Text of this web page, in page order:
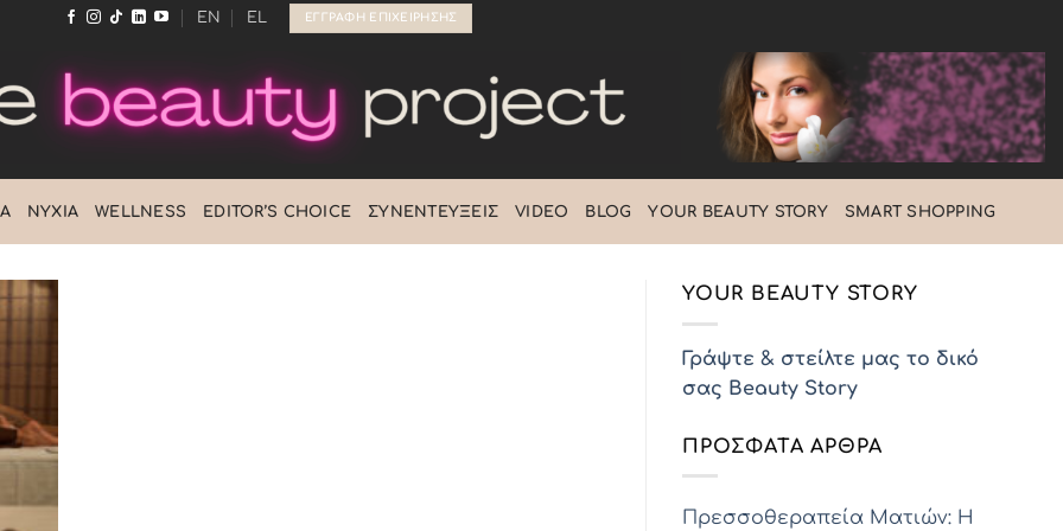
EN EL ΕΓΓΡΑΦΉ ΕΠΙΧΕΊΡΗΣΗΣ
ΝΎΧΙΑ WELLNESS EDITOR’S CHOICE ΣΥΝΕΝΤΕΎΞΕΙΣ VIDEO BLOG ΥOUR BEAUTY STORY SMART SHOPPING
YOUR BEAUTY STORY
Γράψτε & στείλτε μας το δικό
σας Beauty Story
ΠΡΌΣΦΑΤΑ ΆΡΘΡΑ
Πρεσσοθεραπεία Ματιών: Η